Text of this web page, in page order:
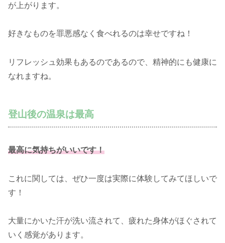
が上がります。
好きなものを罪悪感なく食べれるのは幸せですね！
リフレッシュ効果もあるのであるので、精神的にも健康に
なれますね。
登山後の温泉は最高
最高に気持ちがいいです！
これに関しては、ぜひ一度は実際に体験してみてほしいで
す！
大量にかいた汗が洗い流されて、疲れた身体がほぐされて
いく感覚があります。